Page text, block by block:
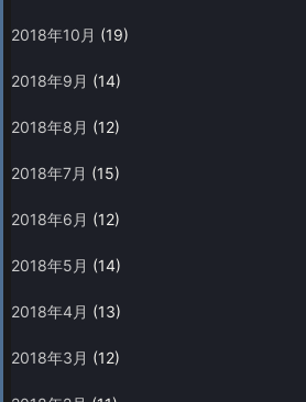
2018年10月 (19)
2018年9月 (14)
2018年8月 (12)
2018年7月 (15)
2018年6月 (12)
2018年5月 (14)
2018年4月 (13)
2018年3月 (12)